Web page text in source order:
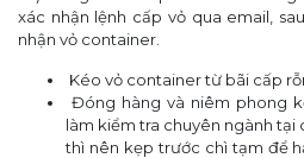
xác nhận lệnh cấp vỏ qua email,
nhận vỏ container.
Kéo vỏ container từ bãi cấp
Đóng hàng và niêm phong
làm kiểm tra chuyên ngành tại
thì nên kẹp trước chì tạm để